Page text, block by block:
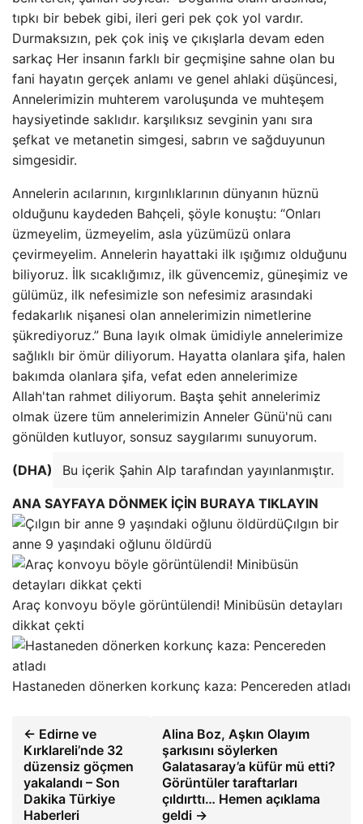
tıpkı bir bebek gibi, ileri geri pek çok yol vardır.
Durmaksızın, pek çok iniş ve çıkışlarla devam eden
sarkaç Her insanın farklı bir geçmişine sahne olan bu
fani hayatın gerçek anlamı ve genel ahlaki düşüncesi,
Annelerimizin muhterem varoluşunda ve muhteşem
haysiyetinde saklıdır. karşılıksız sevginin yanı sıra
şefkat ve metanetin simgesi, sabrın ve sağduyunun
simgesidir.
Annelerin acılarının, kırgınlıklarının dünyanın hüznü
olduğunu kaydeden Bahçeli, şöyle konuştu: “Onları
üzmeyelim, üzmeyelim, asla yüzümüzü onlara
çevirmeyelim. Annelerin hayattaki ilk ışığımız olduğunu
biliyoruz. İlk sıcaklığımız, ilk güvencemiz, güneşimiz ve
gülümüz, ilk nefesimizle son nefesimiz arasındaki
fedakarlık nişanesi olan annelerimizin nimetlerine
şükrediyoruz.” Buna layık olmak ümidiyle annelerimize
sağlıklı bir ömür diliyorum. Hayatta olanlara şifa, halen
bakımda olanlara şifa, vefat eden annelerimize
Allah'tan rahmet diliyorum. Başta şehit annelerimiz
olmak üzere tüm annelerimizin Anneler Günü'nü canı
gönülden kutluyor, sonsuz saygılarımı sunuyorum.
(DHA) Bu içerik Şahin Alp tarafından yayınlanmıştır.
ANA SAYFAYA DÖNMEK İÇİN BURAYA TIKLAYIN
Çılgın bir
anne 9 yaşındaki oğlunu öldürdü
Araç konvoyu böyle görüntülendi! Minibüsün detayları
dikkat çekti
Hastaneden dönerken korkunç kaza: Pencereden atladı
← Edirne ve
Kırklareli’nde 32
düzensiz göçmen
yakalandı – Son
Dakika Türkiye
Haberleri
Alina Boz, Aşkın Olayım
şarkısını söylerken
Galatasaray’a küfür mü etti?
Görüntüler taraftarları
çıldırttı… Hemen açıklama
geldi →